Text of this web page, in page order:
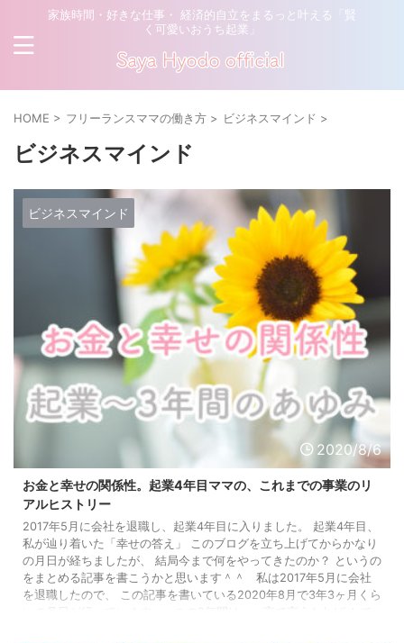
家族時間・好きな仕事・ 経済的自立をまるっと叶える「賢
く可愛いおうち起業」
HOME > フリーランスママの働き方 > ビジネスマインド >
ビジネスマインド
ビジネスマインド
2020/8/6
お金と幸せの関係性。起業4年目ママの、これまでの事業のリ
アルヒストリー
2017年5月に会社を退職し、起業4年目に入りました。 起業4年目、
私が辿り着いた「幸せの答え」 このブログを立ち上げてからかなり
の月日が経ちましたが、 結局今まで何をやってきたのか？ というの
をまとめる記事を書こうかと思います＾＾ 私は2017年5月に会社
を退職したので、 この記事を書いている2020年8月で3年3ヶ月くら